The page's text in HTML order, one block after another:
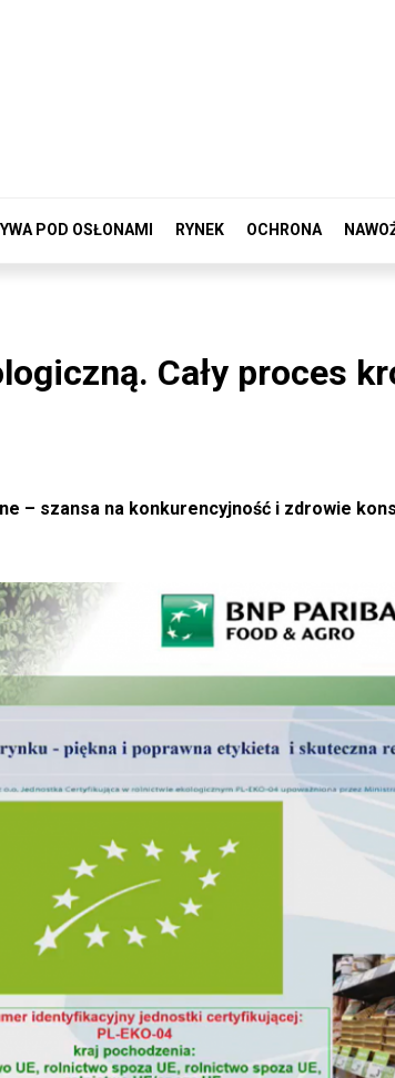
POD OSŁONAMI RYNEK OCHRONA
Cały proces
– szansa na konkurencyjność i zdrowie